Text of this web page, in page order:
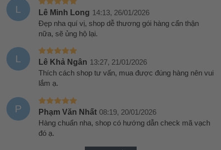
L Lê Minh Long 14:13, 26/01/2026
Đẹp nha quí vị, shop dễ thương gói hàng cẩn thận
nữa, sẽ ủng hộ lại.
L Lê Khả Ngân 13:27, 21/01/2026
Thích cách shop tư vấn, mua được đúng hàng nên vui
lắm ạ.
P Phạm Văn Nhất 08:19, 20/01/2026
Hàng chuẩn nha, shop có hướng dẫn check mã vạch
đó ạ.